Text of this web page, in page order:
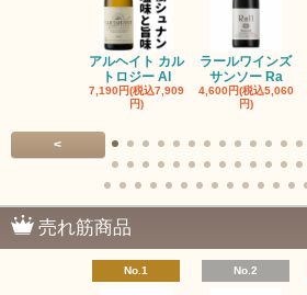
アルヘイト カル
トロジー Al
7,190円(税込7,909
円)
ラールワインズ
サンソー Ra
4,600円(税込5,060
円)
<
売れ筋商品
No.1 No.2